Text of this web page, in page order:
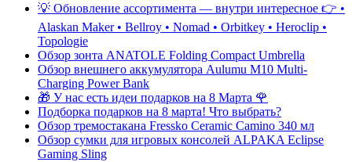
💡 Обновление ассортимента — внутри интересное 👉 •
Alaskan Maker • Bellroy • Nomad • Orbitkey • Heroclip •
Topologie
Обзор зонта ANATOLE Folding Compact Umbrella
Обзор внешнего аккумулятора Aulumu M10 Multi-
Charging Power Bank
🎁 У нас есть идеи подарков на 8 Марта 🌹
Подборка подарков на 8 марта! Что выбрать?
Обзор тремостакана Fressko Ceramic Camino 340 мл
Обзор сумки для игровых консолей ALPAKA Eclipse
Gaming Sling